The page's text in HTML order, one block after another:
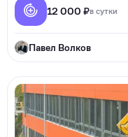
12 000 ₽в сутки
Павел Волков